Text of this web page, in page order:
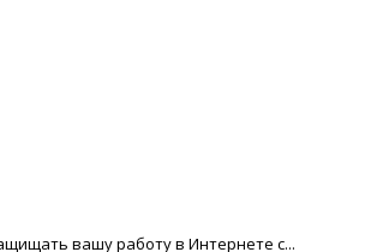
вашу работу в Интернете с...